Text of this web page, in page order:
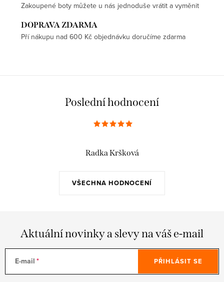
Zakoupené boty můžete u nás jednoduše vrátit a vyměnit
DOPRAVA ZDARMA
Pří nákupu nad 600 Kč objednávku doručíme zdarma
Poslední hodnocení
VŠECHNA HODNOCENÍ
Radka Kršková
Aktuální novinky a slevy na váš e-mail
E-mail PŘIHLÁSIT SE